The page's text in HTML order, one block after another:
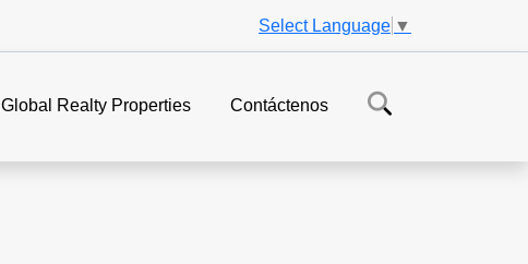
Select Language ▼
Global Realty Properties Contáctenos